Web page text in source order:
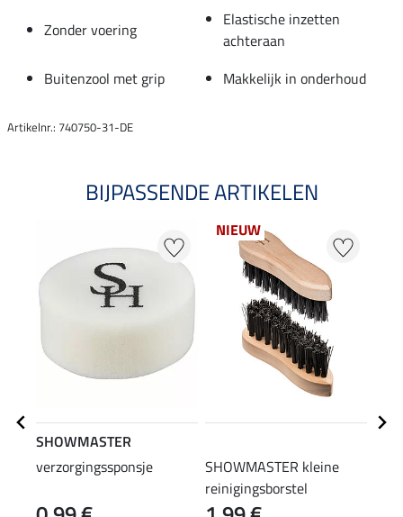
Zonder voering
Elastische inzetten
achteraan
Buitenzool met grip
Makkelijk in onderhoud
Artikelnr.: 740750-31-DE
BIJPASSENDE ARTIKELEN
SHOWMASTER
verzorgingssponsje
NIEUW
SHOWMASTER kleine
reinigingsborstel